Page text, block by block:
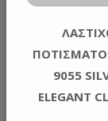
9055
ELEGANT